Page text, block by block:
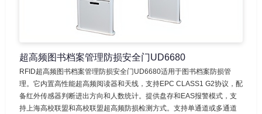
超高频图书档案管理防损安全门UD6680
RFID超高频图书档案管理防损安全门UD6680适用于图书档案防损管
理。它内置高性能超高频阅读器和天线，支持EPC CLASS1 G2协议，配
备红外传感器判断进出方向和人数统计。提供盘存和EAS报警模式，支
持上海高校联盟和高校联盟超高频防损检测方式。支持单通道或多通道